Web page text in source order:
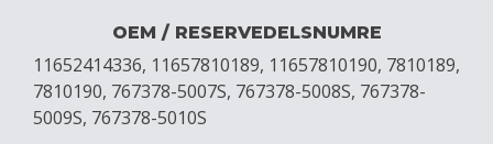
OEM / RESERVEDELSNUMRE
11652414336, 11657810189, 11657810190, 7810189,
7810190, 767378-5007S, 767378-5008S, 767378-
5009S, 767378-5010S